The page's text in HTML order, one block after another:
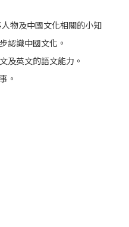
物及中國文化相關的小知
認識中國文化。
及英文的語文能力。
。